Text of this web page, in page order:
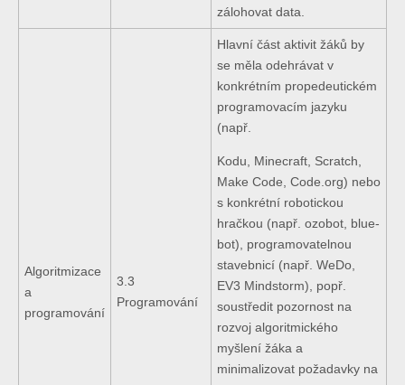
zálohovat data.
Algoritmizace
a
programování
3.3
Programování
Hlavní část aktivit žáků by
se měla odehrávat v
konkrétním propedeutickém
programovacím jazyku
(např.
Kodu, Minecraft, Scratch,
Make Code, Code.org) nebo
s konkrétní robotickou
hračkou (např. ozobot, blue-
bot), programovatelnou
stavebnicí (např. WeDo,
EV3 Mindstorm), popř.
soustředit pozornost na
rozvoj algoritmického
myšlení žáka a
minimalizovat požadavky na